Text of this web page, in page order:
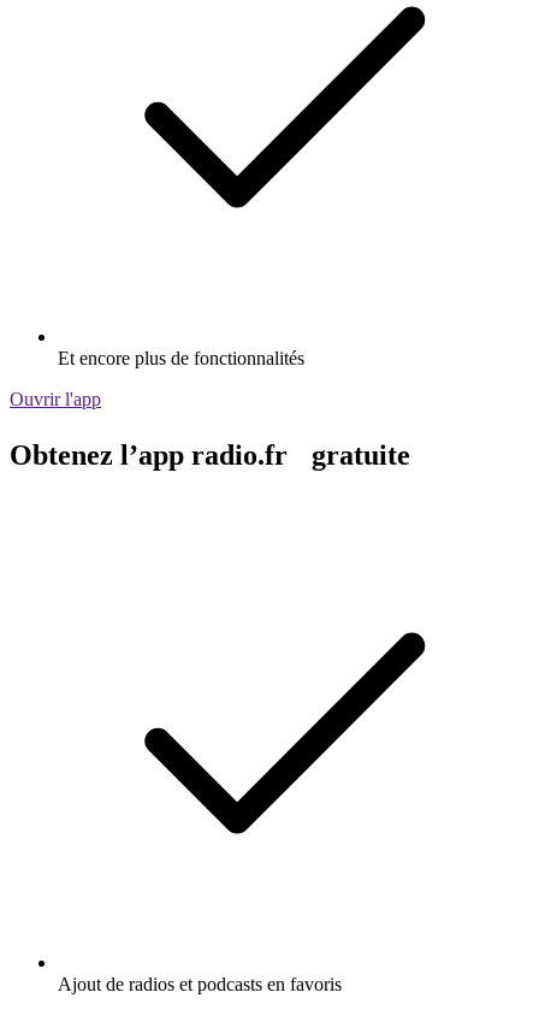
Et encore plus de fonctionnalités
Ouvrir l'app
Obtenez l’app radio.fr gratuite
Ajout de radios et podcasts en favoris